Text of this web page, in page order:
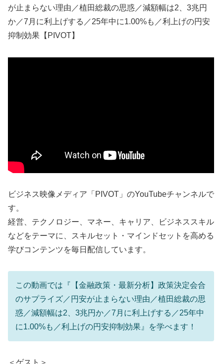
が止まらない理由／植田総裁の思惑／減額幅は2、3兆円
か／7月に利上げする／25年中に1.00%も／利上げの円安
抑制効果【PIVOT】
ビジネス映像メディア「PIVOT」のYouTubeチャンネルで
す。
経営、テクノロジー、マネー、キャリア、ビジネススキル
などをテーマに、スキルセット・マインドセットを高める
学びコンテンツを毎日配信しています。
この動画では『【金融政策・最新分析】政策決定会合
のサプライズ／円安が止まらない理由／植田総裁の思
惑／減額幅は2、3兆円か／7月に利上げする／25年中
に1.00%も／利上げの円安抑制効果』を学べます！
＜ゲスト＞